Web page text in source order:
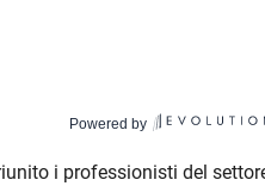
Powered by
i professionisti del